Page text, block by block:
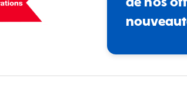
de nos